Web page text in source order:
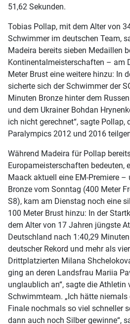
51,62 Sekunden.
Tobias Pollap, mit dem Alter von
Schwimmer im deutschen Team,
Madeira bereits sieben Medaillen
Kontinentalmeisterschaften – am
Meter Brust eine weitere hinzu: In
sicherte sich der Schwimmer der
Minuten Bronze hinter dem
und dem Ukrainer Bohdan
ich nicht gerechnet“, sagte Pollap,
Paralympics 2012 und 2016
Während Madeira für Pollap
Europameisterschaften bedeuten,
Maack aktuell eine EM-Premiere
Bronze vom Sonntag (400 Meter
S8), kam am Dienstag noch eine
100 Meter Brust hinzu: In der
dem Alter von 17 Jahren jüngste
Deutschland nach 1:40,29
deutscher Rekord und mehr als
Drittplatzierten Milana
ging an deren Landsfrau Mariia
unglaublich an“, sagte die Athletin
Schwimmteam. „Ich hätte
Finale nochmals so viel schneller
dann auch noch Silber gewinne“,